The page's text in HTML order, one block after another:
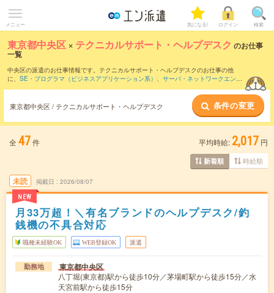
メニュー 気になる! ログイン 検索
東京都中央区 × テクニカルサポート・ヘルプデスク のお仕事
一覧
中央区の派遣のお仕事情報です。テクニカルサポート・ヘルプデスクのお仕事の他
に、 SE・プログラマ（ビジネスアプリケーション系） 、 サーバ・ネットワークエンジ
などのこだわり条件で絞り込んでいただけます。職種辞典：テクニカルサポ
ート・ヘルプデスクのお仕事とは？とは？
東京都中央区 / テクニカルサポート・ヘルプデスク 条件の変更
全 47件 平均時給: 2,017 円
新着順 時給順
未読
NEW
掲載日 2026/08/07
月33万超！＼有名ブランドのヘルプデスク/釣
銭機の不具合対応
職種未経験OK WEB登録OK 派遣
勤務地 東京都中央区
八丁堀(東京都)駅から徒歩10分／茅場町駅から徒歩15分／水
天宮前駅から徒歩15分